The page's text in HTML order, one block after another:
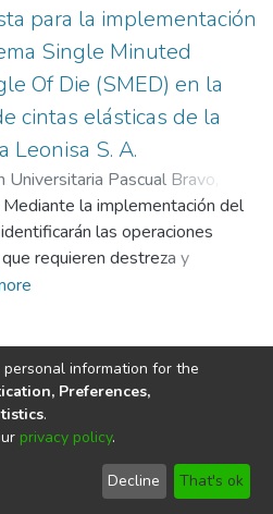
para la implementación
Single Minuted
Of Die (SMED) en la
cintas elásticas de la
Leonisa S. A.
Universitaria Pascual Bravo
William Augusto;Toro
Libardo
Mediante la implementación del
las operaciones
requieren destreza y
ya que los tiempos largos por
los procesos de la Planta,
para la
de las empresas, porque
del tiempo se lograrían
Pascual Bravo
© 2002-2026
End User
Agreement
Send
Feedback
information for the
Preferences,
.
privacy policy.
Decline That's ok